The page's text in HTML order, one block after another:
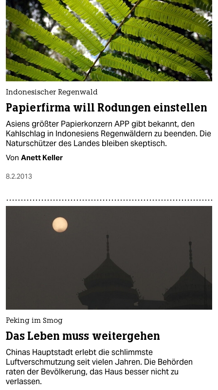
Indonesischer Regenwald
Papierfirma will Rodungen einstellen
Asiens größter Papierkonzern APP gibt bekannt, den
Kahlschlag in Indonesiens Regenwäldern zu beenden. Die
Naturschützer des Landes bleiben skeptisch.
Von Anett Keller
8.2.2013
Peking im Smog
Das Leben muss weitergehen
Chinas Hauptstadt erlebt die schlimmste
Luftverschmutzung seit vielen Jahren. Die Behörden
raten der Bevölkerung, das Haus besser nicht zu
verlassen.